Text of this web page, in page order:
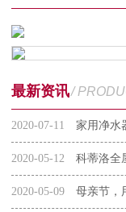
最新资讯/
2020-07-11 家用净水
钱
2020-05-12 科蒂洛全
2020-05-09 母亲节，